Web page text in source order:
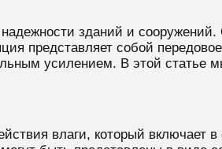
зданий и сооружений.
представляет собой передовое
усилением. В этой статье
влаги, который включает в